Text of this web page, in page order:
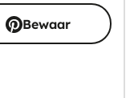
Bewaar